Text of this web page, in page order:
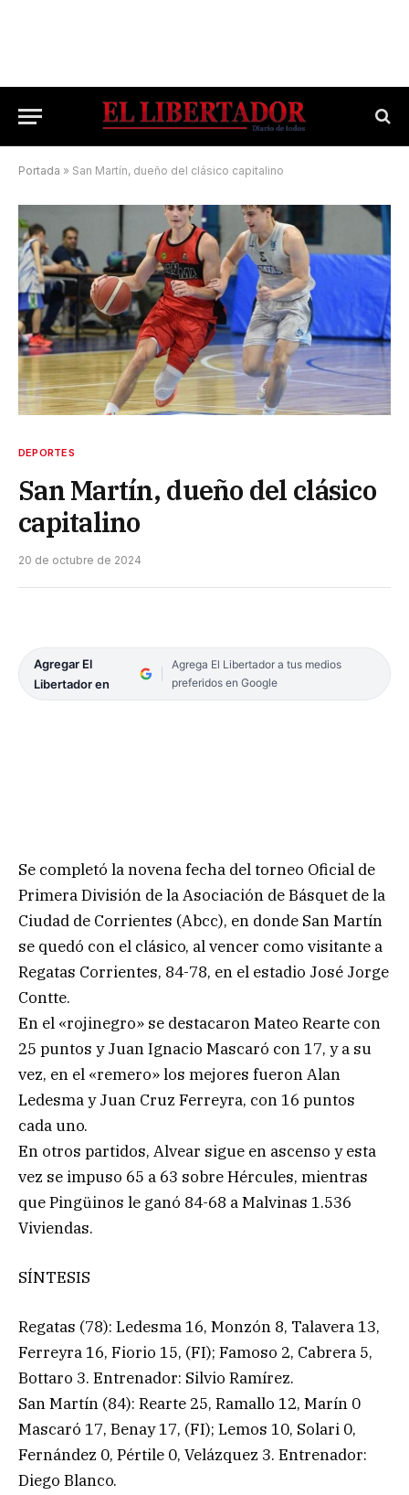
Portada » San Martín, dueño del clásico capitalino
DEPORTES
San Martín, dueño del clásico
capitalino
20 de octubre de 2024
Agregar El
Libertador en
Agrega El Libertador a tus medios
preferidos en Google
Se completó la novena fecha del torneo Oficial de
Primera División de la Asociación de Básquet de la
Ciudad de Corrientes (Abcc), en donde San Martín
se quedó con el clásico, al vencer como visitante a
Regatas Corrientes, 84-78, en el estadio José Jorge
Contte.
En el «rojinegro» se destacaron Mateo Rearte con
25 puntos y Juan Ignacio Mascaró con 17, y a su
vez, en el «remero» los mejores fueron Alan
Ledesma y Juan Cruz Ferreyra, con 16 puntos
cada uno.
En otros partidos, Alvear sigue en ascenso y esta
vez se impuso 65 a 63 sobre Hércules, mientras
que Pingüinos le ganó 84-68 a Malvinas 1.536
Viviendas.
SÍNTESIS
Regatas (78): Ledesma 16, Monzón 8, Talavera 13,
Ferreyra 16, Fiorio 15, (FI); Famoso 2, Cabrera 5,
Bottaro 3. Entrenador: Silvio Ramírez.
San Martín (84): Rearte 25, Ramallo 12, Marín 0
Mascaró 17, Benay 17, (FI); Lemos 10, Solari 0,
Fernández 0, Pértile 0, Velázquez 3. Entrenador:
Diego Blanco.